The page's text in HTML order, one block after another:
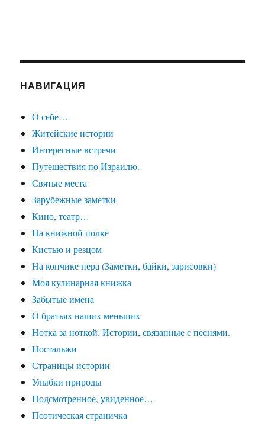
НАВИГАЦИЯ
О себе…
Житейские истории
Интересные встречи
Путешествия по Израилю.
Святые места
Зарубежные заметки
Кино, театр…
На книжной полке
Кистью и резцом
На кончике пера (Заметки, байки, зарисовки)
Моя кулинарная книжка
Забытые имена
О братьях наших меньших
Нотка за ноткой. Истории, связанные с песнями.
Ностальжи
Страницы истории
Улыбки природы
Подсмотренное, увиденное…
Поэтическая страничка